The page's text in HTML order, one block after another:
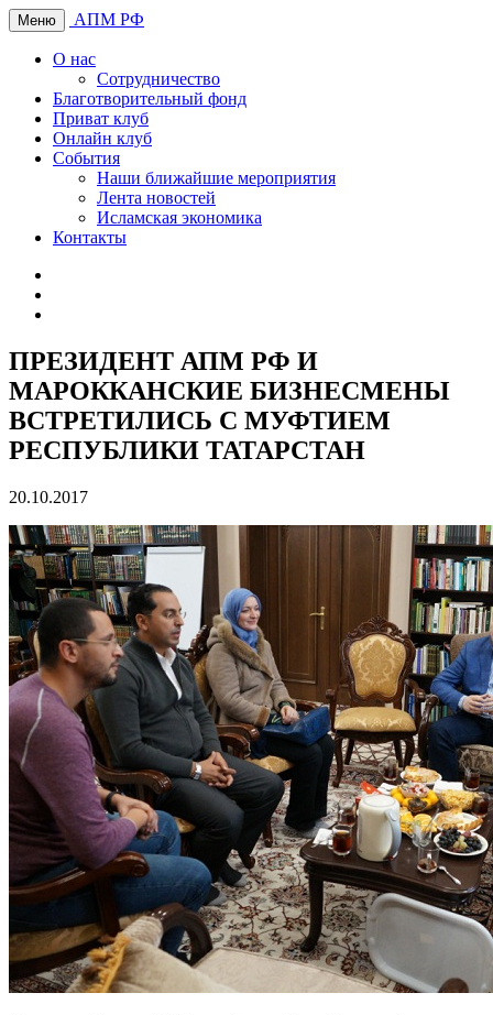
Меню АПМ РФ
О нас
Сотрудничество
Благотворительный фонд
Приват клуб
Онлайн клуб
События
Наши ближайшие мероприятия
Лента новостей
Исламская экономика
Контакты
ПРЕЗИДЕНТ АПМ РФ И
МАРОККАНСКИЕ БИЗНЕСМЕНЫ
ВСТРЕТИЛИСЬ С МУФТИЕМ
РЕСПУБЛИКИ ТАТАРСТАН
20.10.2017